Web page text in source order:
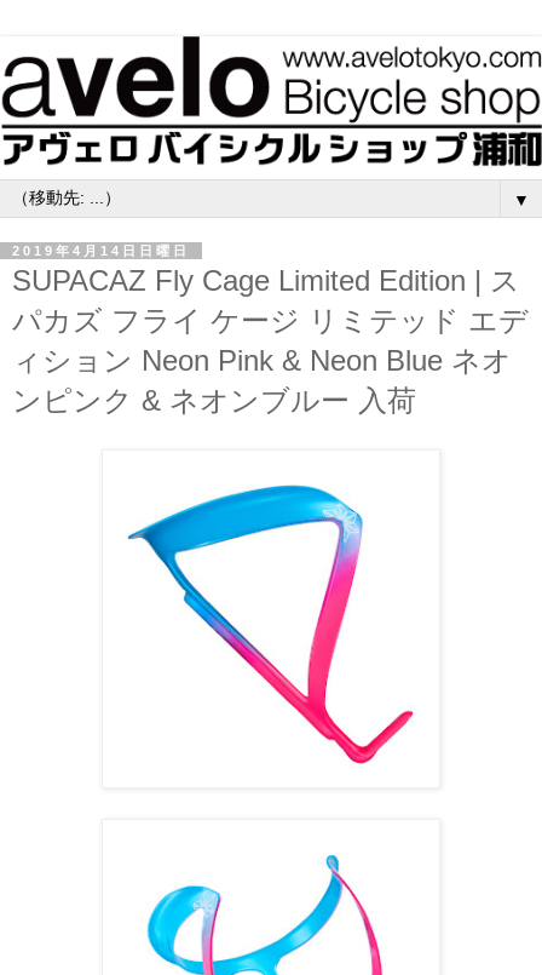
▼
2019年4月14日日曜日
SUPACAZ Fly Cage Limited Edition | ス
パカズ フライ ケージ リミテッド エデ
ィション Neon Pink & Neon Blue ネオ
ンピンク & ネオンブルー 入荷